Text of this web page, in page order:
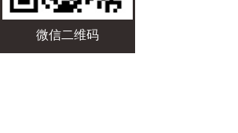
微信二维码